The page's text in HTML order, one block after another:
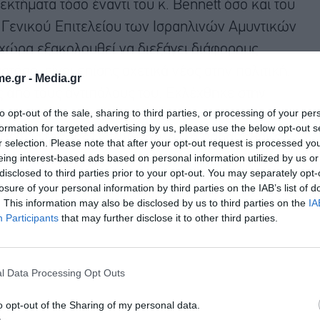
- Media.gr
opt-out of the sale, sharing to third parties, or processing of your
for targeted advertising by us, please use the below opt-out
selection. Please note that after your opt-out request is processed
interest-based ads based on personal information utilized by us
to third parties prior to your opt-out. You may separately
of your personal information by third parties on the IAB’s list of
This information may also be disclosed by us to third parties on the
Participants that may further disclose it to other third parties.
Data Processing Opt Outs
opt-out of the Sharing of my personal data.
τόσο έναντι του κ. Bennett όσο και του
Επιτελείου των Ισραηλινών Αμυντικών
εξακολουθεί να διεξάγει διάφορους
είναι επίσης σχετικά νέος στην πολιτική,
τους αντιπάλους του. Εκλέχθηκε στην
το 2022. Εντάχθηκε στο πολεμικό υπουργικό
της 7ης Οκτωβρίου, αλλά παραιτήθηκε